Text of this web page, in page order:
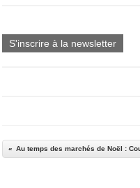
S'inscrire à la newsletter
Au temps des marchés de Noël :